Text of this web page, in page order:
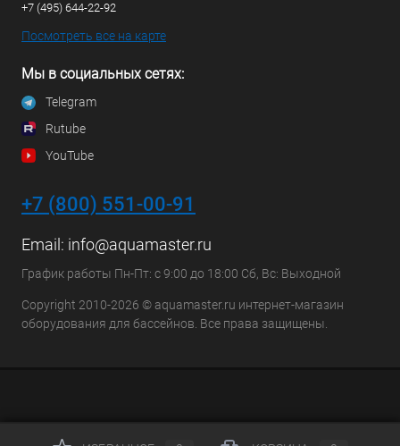
+7 (495) 644-22-92
Посмотреть все на карте
Мы в социальных сетях:
Telegram
Rutube
YouTube
+7 (800) 551-00-91
Email: info@aquamaster.ru
График работы Пн-Пт: с 9:00 до 18:00 Сб, Вс: Выходной
Copyright 2010-2026 © aquamaster.ru интернет-магазин
оборудования для бассейнов. Все права защищены.